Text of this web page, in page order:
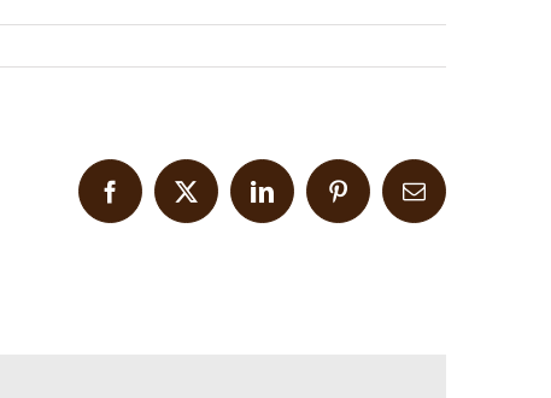
Facebook
X LinkedInPinterestEmail